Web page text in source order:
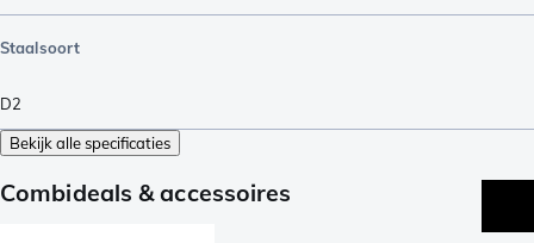
Staalsoort
D2
Bekijk alle specificaties
Combideals & accessoires